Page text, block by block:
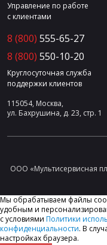
Управление по работе
с клиентами
8 (800) 555-65-27
8 (800) 550-10-20
Круглосуточная служба
поддержки клиентов
115054, Москва,
ул. Бахрушина, д. 23, стр. 1
ООО «Мультисервисная
Мы обрабатываем файлы
удобным и
с условиями Политики
конфиденциальности. В
настройках браузера.